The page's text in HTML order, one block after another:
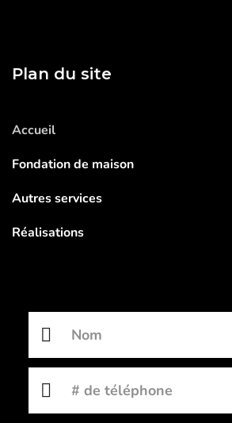
Plan du site
Accueil
Fondation de maison
Autres services
Réalisations